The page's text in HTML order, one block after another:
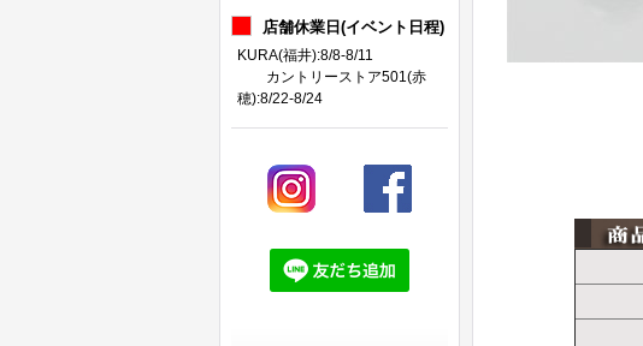
店舗休業日(イベント日程)
KURA(福井):8/8-8/11
カントリーストア501(赤
穂):8/22-8/24